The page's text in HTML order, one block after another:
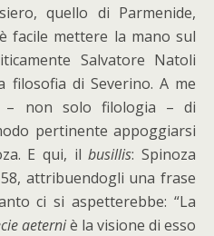
quello di Parmenide,
facile mettere la mano sul
Salvatore Natoli
di Severino. A me
– non solo filologia – di
pertinente appoggiarsi
E qui, ilbusillis: Spinoza
attribuendogli una frase
ci si aspetterebbe: “La
aeterniè la visione di esso